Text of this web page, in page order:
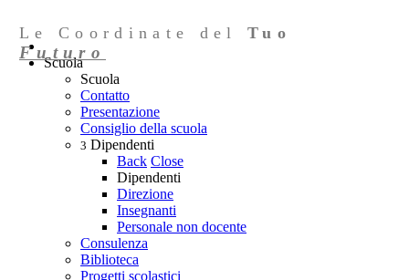
Le Coordinate delTuo
Futuro
Scuola
Scuola
Contatto
Presentazione
Consiglio della scuola
3 Dipendenti
Back Close
Dipendenti
Direzione
Insegnanti
Personale non docente
Consulenza
Biblioteca
Progetti scolastici